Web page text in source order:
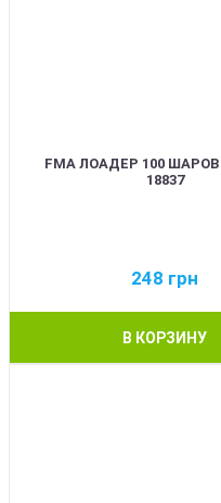
FMA ЛОАДЕР 100
18837
248 грн
В КОРЗИНУ